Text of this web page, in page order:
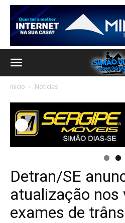
Início Notícias
Detran/SE
atualização nos
exames de